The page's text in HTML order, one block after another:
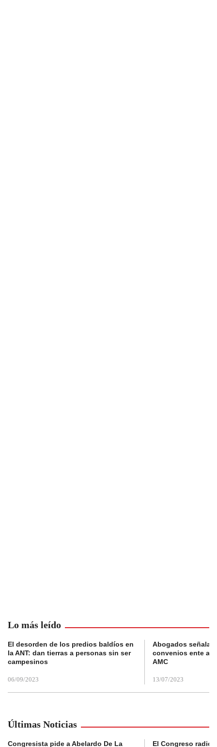
Lo más leído
El desorden de los predios baldíos en
la ANT: dan tierras a personas sin ser
campesinos
06/09/2023
Abogados
convenios ente
AMC
13/07/2023
Últimas Noticias
Congresista pide a Abelardo De La
El Congreso